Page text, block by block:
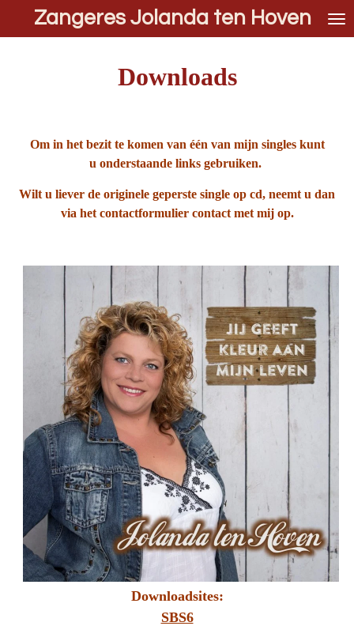
Zangeres Jolanda ten Hoven
Downloads
Om in het bezit te komen van één van mijn singles kunt
u onderstaande links gebruiken.
Wilt u liever de originele geperste single op cd, neemt u dan
via het contactformulier contact met mij op.
Downloadsites:
SBS6